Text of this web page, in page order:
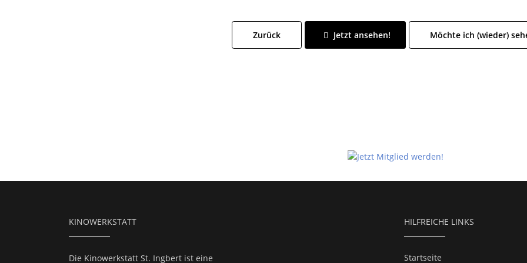
Zurück Jetzt ansehen! Möchte ich (wieder)
KINOWERKSTATT
Die Kinowerkstatt St. Ingbert ist eine
HILFREICHE LINKS
Startseite